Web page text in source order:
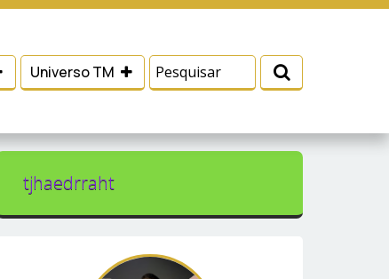
Universo TM
tjhaedrraht